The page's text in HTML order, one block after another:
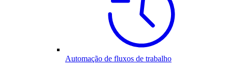
Automação de fluxos de trabalho